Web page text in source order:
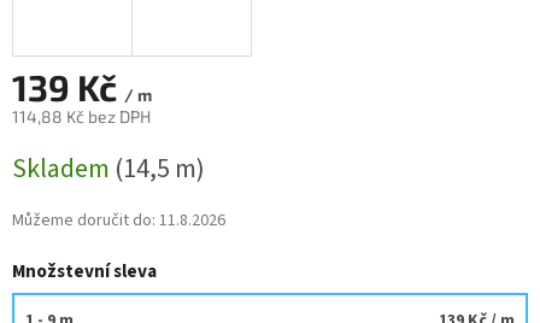
139 Kč / m
114,88 Kč bez DPH
cena:
Skladem (14,5 m)
Můžeme doručit do: 11.8.2026
Množstevní sleva